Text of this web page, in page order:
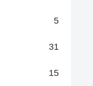
5
31
15